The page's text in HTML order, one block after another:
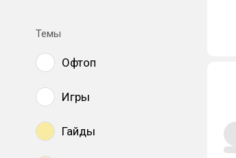
Темы
Офтоп
Игры
Гайды